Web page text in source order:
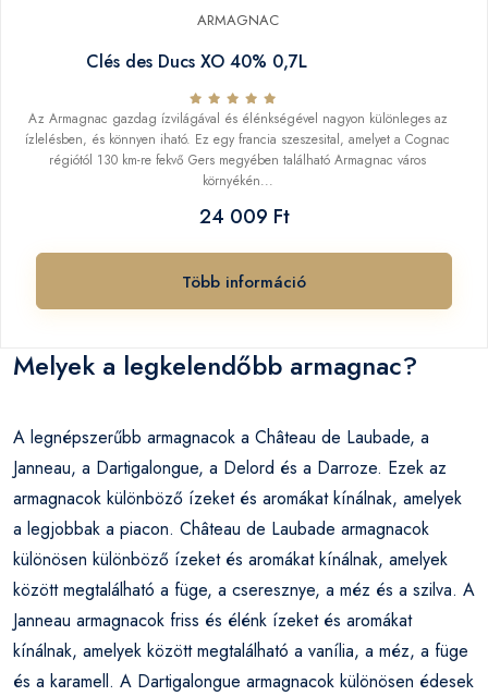
ARMAGNAC
Clés des Ducs XO 40% 0,7L
Az Armagnac gazdag ízvilágával és élénkségével nagyon különleges az
ízlelésben, és könnyen iható. Ez egy francia szeszesital, amelyet a Cognac
régiótól 130 km-re fekvő Gers megyében található Armagnac város
környékén...
24 009 Ft
Több információ
Melyek a legkelendőbb armagnac?
A legnépszerűbb armagnacok a Château de Laubade, a
Janneau, a Dartigalongue, a Delord és a Darroze. Ezek az
armagnacok különböző ízeket és aromákat kínálnak, amelyek
a legjobbak a piacon. Château de Laubade armagnacok
különösen különböző ízeket és aromákat kínálnak, amelyek
között megtalálható a füge, a cseresznye, a méz és a szilva. A
Janneau armagnacok friss és élénk ízeket és aromákat
kínálnak, amelyek között megtalálható a vanília, a méz, a füge
és a karamell. A Dartigalongue armagnacok különösen édesek